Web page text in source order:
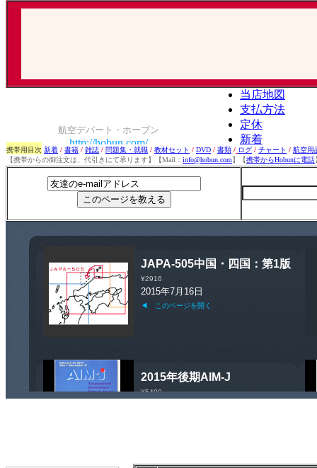
携帯用目次 新着 / 書籍 / 雑誌 / 問題集・就職 / 教材セット / DVD / 書類 / ログ / チャート / 航空用
【携帯からの御注文は、代引きにて承ります】【Mail： info@hobun.com】【携帯からHobunに電話